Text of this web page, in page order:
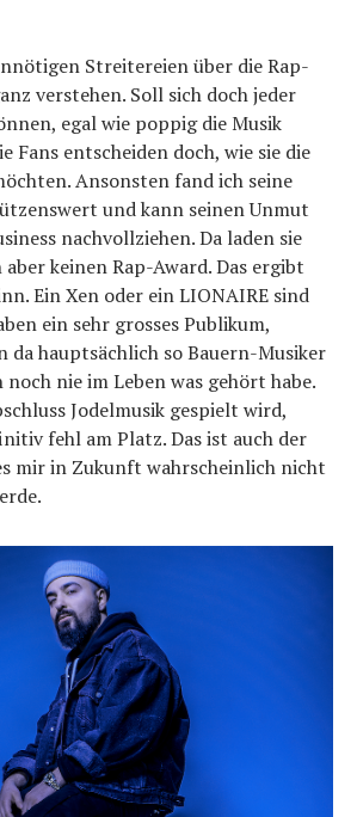
Streitereien über die Rap-
verstehen. Soll sich doch jeder
egal wie poppig die Musik
Fans entscheiden doch, wie sie die
Ansonsten fand ich seine
und kann seinen Unmut
nachvollziehen. Da laden sie
keinen Rap-Award. Das ergibt
Ein Xen oder ein LIONAIRE sind
ein sehr grosses Publikum,
da hauptsächlich so Bauern-Musiker
noch nie im Leben was gehört habe.
Jodelmusik gespielt wird,
fehl am Platz. Das ist auch der
mir in Zukunft wahrscheinlich nicht